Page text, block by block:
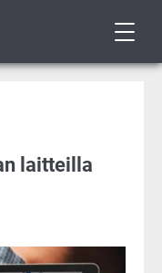
laitteilla